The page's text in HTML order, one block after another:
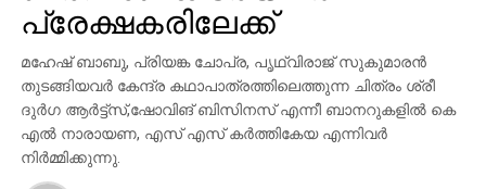
പ്രേക്ഷകരിലേക്ക്
മഹേഷ് ബാബു, പ്രിയങ്ക ചോപ്ര, പൃഥ്വിരാജ് സുകുമാരൻ
തുടങ്ങിയവർ കേന്ദ്ര കഥാപാത്രത്തിലെത്തുന്ന ചിത്രം ശ്രീ
ദുർഗ ആർട്ട്സ്,ഷോവിങ് ബിസിനസ് എന്നീ ബാനറുകളിൽ കെ
എൽ നാരായണ, എസ് എസ് കർത്തികേയ എന്നിവർ
നിർമ്മിക്കുന്നു.